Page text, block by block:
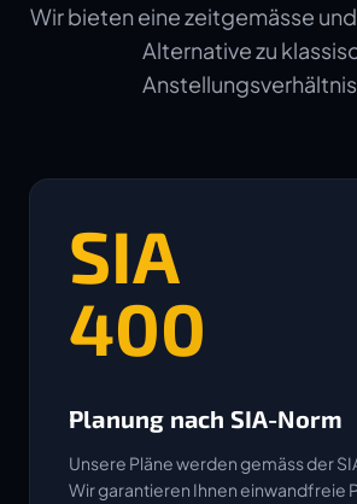
Wir bieten eine zeitgemässe
Alternative zu
SIA
400
Planung nach SIA-Norm
Unsere Pläne werden gemäss der
Wir garantieren Ihnen einwandfreie